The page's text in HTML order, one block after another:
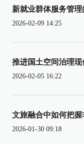
新就业群体服务管
2026-02-09 14:25
推进国土空间治理现
2026-02-05 16:22
文旅融合中如何把
2026-01-30 09:18